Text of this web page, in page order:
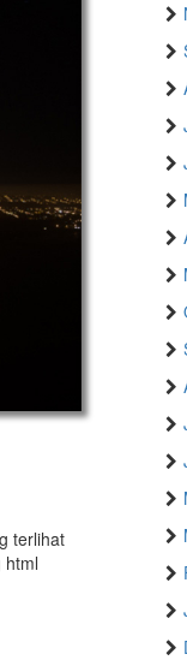
terlihat
html